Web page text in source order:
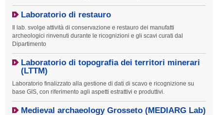
Laboratorio di restauro
Il lab. svolge attività di conservazione e restauro dei manufatti
archeologici rinvenuti durante le ricognizioni e gli scavi curati dal
Dipartimento
Laboratorio di topografia dei territori minerari
(LTTM)
Laboratorio finalizzato alla gestione di dati di scavo e ricognizione su
base GIS, con riferimento agli aspetti estrattivi e produttivi.
Medieval archaeology Grosseto (MEDIARG Lab)